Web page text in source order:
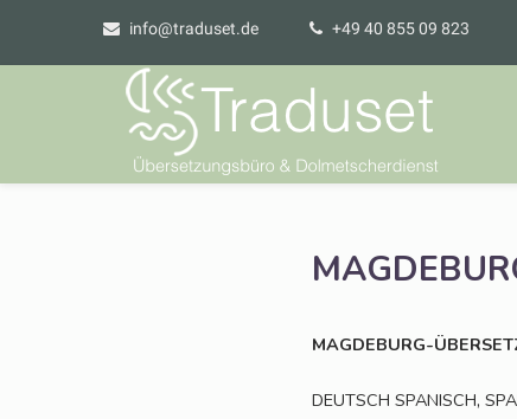
info@traduset.de +49 40 855 09 823
MAGDEBURG-
DEUTSCH SPANISCH,